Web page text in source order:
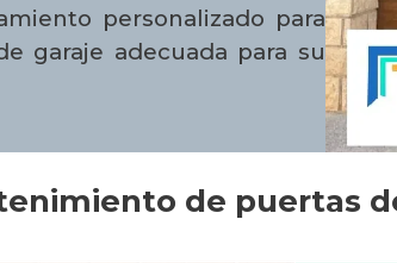
personalizado para
garaje adecuada para su
de puertas